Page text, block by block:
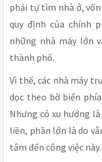
phải tự tìm nhà ở,
quy định của chính
những nhà máy lớn
thành phố.
Vì thế, các nhà máy
dọc theo bờ biển
Nhưng có xu hướng
liền, phần lớn là do
tâm đến công việc này.